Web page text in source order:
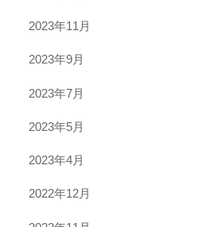
2023年11月
2023年9月
2023年7月
2023年5月
2023年4月
2022年12月